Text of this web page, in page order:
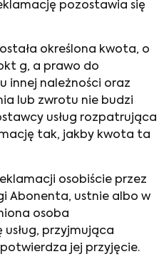
pozostawia się
określona kwota, o
g, a prawo do
innej należności oraz
lub zwrotu nie budzi
usług rozpatrująca
tak, jakby kwota ta
osobiście przez
Abonenta, ustnie albo w
osoba
przyjmująca
jej przyjęcie.